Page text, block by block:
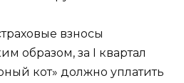
взносы
образом, за I квартал
кот» должно уплатить